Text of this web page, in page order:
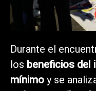
Durante el
los beneficios del
mínimoy se